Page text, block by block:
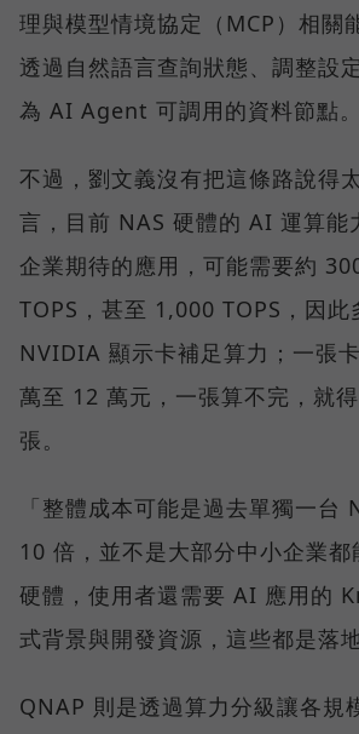
理與模型情境協定（MCP）相關
透過自然語言查詢狀態、調整設
為 AI Agent 可調用的資料節點。
不過，劉文義沒有把這條路說得
言，目前 NAS 硬體的 AI 運算能
企業期待的應用，可能需要約
TOPS，甚至 1,000 TOPS，因此
NVIDIA 顯示卡補足算力；一張
萬至 12 萬元，一張算不完，就
張。
「整體成本可能是過去單獨一台
10 倍，並不是大部分中小企業都
硬體，使用者還需要 AI 應用的
式背景與開發資源，這些都是落地
QNAP 則是透過算力分級讓各規